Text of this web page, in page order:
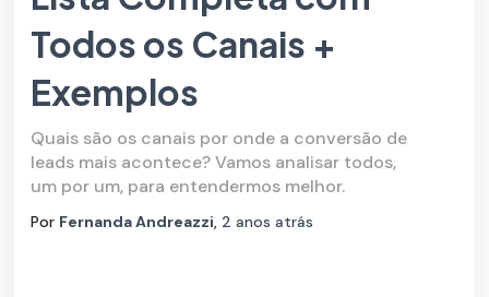
Todos os Canais +
Exemplos
Quais são os canais por onde a conversão de
leads mais acontece? Vamos analisar todos,
um por um, para entendermos melhor.
Por Fernanda Andreazzi 2 anos atrás